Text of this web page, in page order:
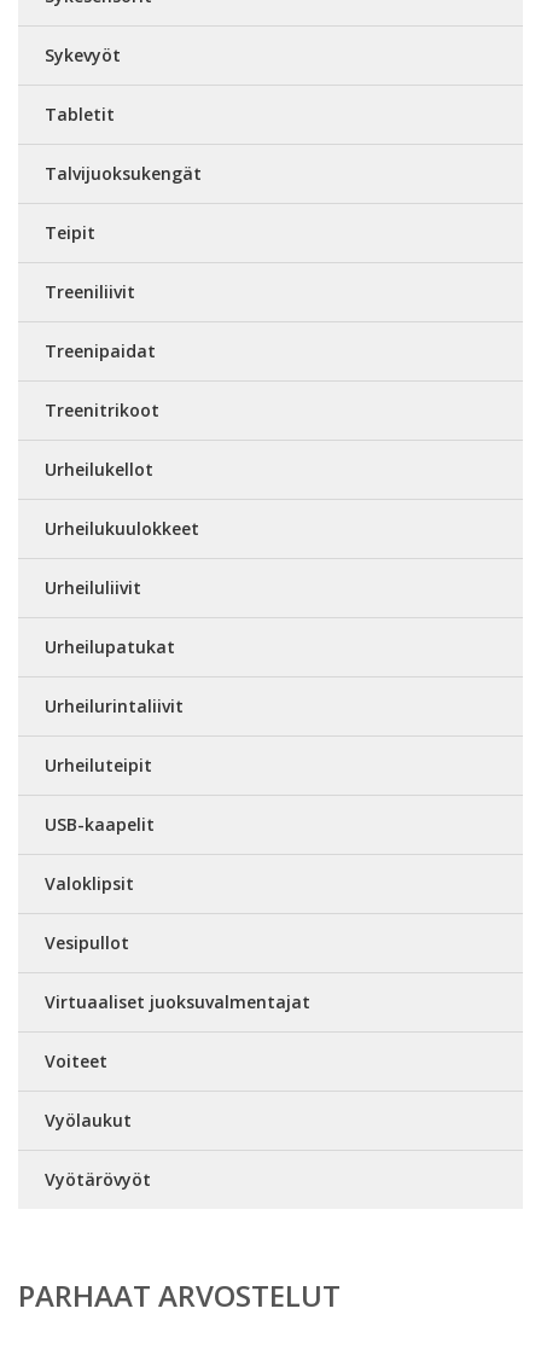
Sykevyöt
Tabletit
Talvijuoksukengät
Teipit
Treeniliivit
Treenipaidat
Treenitrikoot
Urheilukellot
Urheilukuulokkeet
Urheiluliivit
Urheilupatukat
Urheilurintaliivit
Urheiluteipit
USB-kaapelit
Valoklipsit
Vesipullot
Virtuaaliset juoksuvalmentajat
Voiteet
Vyölaukut
Vyötärövyöt
PARHAAT ARVOSTELUT